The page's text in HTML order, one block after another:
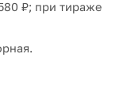
₽; при тираже